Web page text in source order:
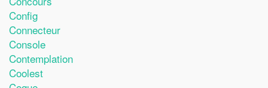
Config
Connecteur
Console
Contemplation
Coolest